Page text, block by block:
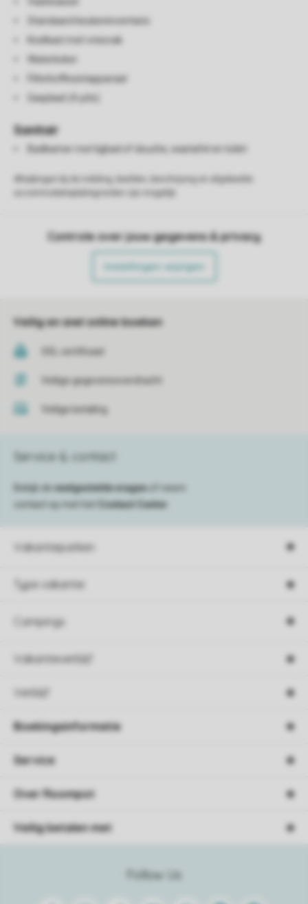
Standaard keukeninventaris
Koelkast met vriesvak
Waterkoker
Filterkoffiezetapparaat
Gasplaat (4-pits)
Sanitair
Badkamer met ligbad of douche, wastafel en toilet
Controle over jouw gegevens & privacy
Instellingen wijzigen
Veilig en snel online boeken
SSL certificaat
Veilige gegevensoverdracht
Veilige betaling
Vakantieparken
Type vakantie
Campings
Vakantieverblijf
Verblijf
Service & contact
Bekijk de veelgestelde vragen
of neem
contact op met het
Contact Center
Follow Us
Boekingsinformatie
Service
Over Roompot
Veilig betalen met